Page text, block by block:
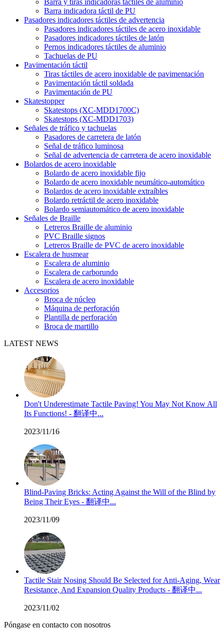
Barra y tiras indicadoras táctiles de aluminio
Barra indicadora táctil de PU
Pasadores indicadores táctiles de advertencia
Pasadores indicadores táctiles de acero inoxidable
Pasadores indicadores táctiles de latón
Pernos indicadores táctiles de aluminio
Tachuelas de PU
Pavimentación táctil
Tiras táctiles de acero inoxidable de pavimentación
Pavimentación táctil soldada
Pavimentación de PU
Skatestopper
Skatestops (XC-MDD1700C)
Skatestops (XC-MDD1703)
Señales de tráfico y tachuelas
Pasadores de carretera de latón
Señal de tráfico luminosa
Señal de advertencia de carretera de acero inoxidable
Bolardos de acero inoxidable
Bolardo de acero inoxidable fijo
Bolardo de acero inoxidable neumático-automático
Bolardos de acero inoxidable extraíbles
Bolardo retráctil de acero inoxidable
Bolardo semiautomático de acero inoxidable
Señales de Braille
Letreros Braille de aluminio
PVC Braille signos
Letreros Braille de PVC de acero inoxidable
Escalera de husmear
Escalera de aluminio
Escalera de carborundo
Escalera de acero inoxidable
Accesorios
Broca de núcleo
Máquina de perforación
Plantilla de perforación
Broca de martillo
LATEST NEWS
Don't Underestimate Tactile Paving! You May Not Know All
Its Functions! - 翻译中...
2023/11/16
Blind-Paving Bricks: Acting Against the Will of the Blind by
Being Their Eyes - 翻译中...
2023/11/09
Tactile Stair Nosing Should Be Selected for Anti-Aging, Wear
Resistance, And Expansion Quality Products - 翻译中...
2023/11/02
Póngase en contacto con nosotros